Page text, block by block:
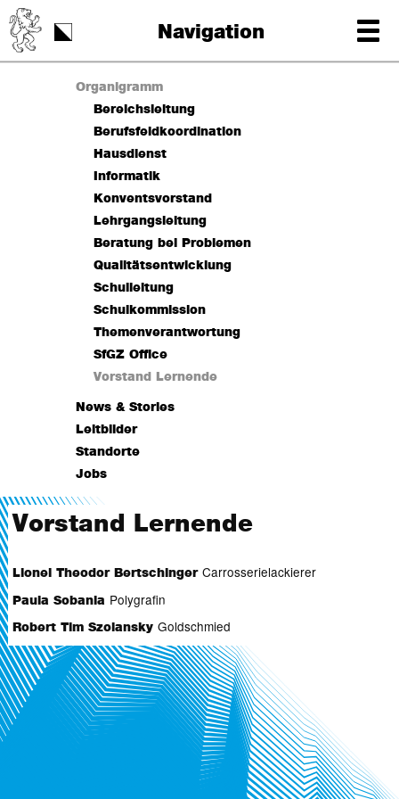
Navigation
Tag der Schrift
Organigramm
Bereichsleitung
Berufsfeldkoordination
Hausdienst
Informatik
Konventsvorstand
Lehrgangsleitung
Beratung bei Problemen
Qualitätsentwicklung
Schulleitung
Schulkommission
Themenverantwortung
SfGZ Office
Vorstand Lernende
News & Stories
Leitbilder
Standorte
Jobs
Vorstand Lernende
Lionel Theodor BertschingerCarrosserielackierer
Paula Sobania Polygrafin
Robert Tim SzolanskyGoldschmied